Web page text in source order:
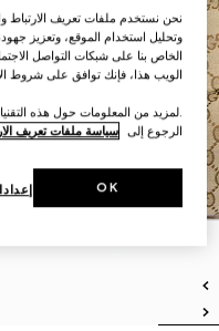
نحن نستخدم ملفات تعريف الارتباط
وتحليل استخدام الموقع، وتعزيز
الخاص بنا على شبكات التواصل
الويب هذا، فإنك توافق على شروط
.لمزيد من المعلومات حول هذه
الرجوع إلى سياسة ملفات تعريف
OK